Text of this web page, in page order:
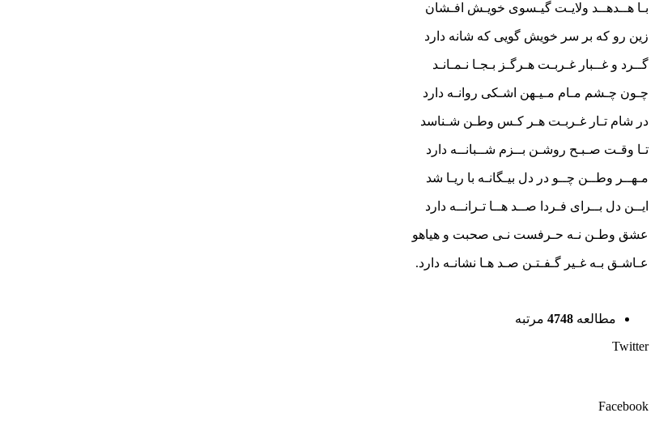
بـا هــدهــد ولایـت گیـسوی خویـش افـشان
زین رو كه بر سر خویش گویی كه شانه دارد
گــرد و غــبار غـربـت هـرگـز بـجـا نـمـانـد
چـون چـشم مـام مـیـهن اشـكی روانـه دارد
در شام تـار غـربـت هـر كـس وطـن شـناسد
تـا وقـت صـبـح روشـن بــزم شــبانــه دارد
مـهــر وطــن چــو در دل بیـگانـه با ریـا شد
ایــن دل بــرای فـردا صــد هــا تـرانــه دارد
عشق وطـن نـه حـرفست نـی صحبت و هیاهو
عـاشـق بـه غـیر گـفـتـن صـد هـا نشانـه دارد.
مطالعه 4748 مرتبه
Twitter
Facebook